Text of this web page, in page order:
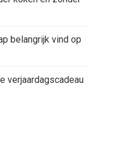
belangrijk vind op
verjaardagscadeau